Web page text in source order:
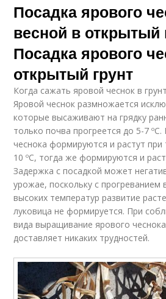
Посадка ярового
весной в открытый
Посадка ярового
открытый грунт
Когда сажать яровой чеснок в грунт
Яровой чеснок размножается
которые высаживают на грядку
только почва прогреется до 5-7
чеснока формируются и растут
10 ºC, тогда же формируются и
Задержка с посадкой может
урожае, поскольку с прогреванием
высоких температур развитие
луковица не формируется. При
вида выращивание ярового
доставляет никаких трудностей.